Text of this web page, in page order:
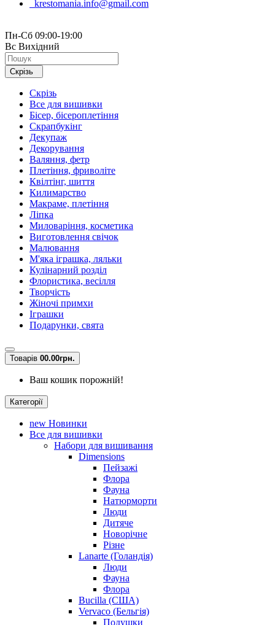
krestomania.info@gmail.com
Пн-Сб 09:00-19:00
Вс Вихідний
Скрізь
Скрізь
Все для вишивки
Бісер, бісероплетіння
Скрапбукінг
Декупаж
Декорування
Валяння, фетр
Плетіння, фриволіте
Квілтінг, шиття
Килимарство
Макраме, плетіння
Ліпка
Миловаріння, косметика
Виготовлення свічок
Малювання
М'яка іграшка, ляльки
Кулінарний розділ
Флористика, весілля
Творчість
Жіночі примхи
Іграшки
Подарунки, свята
Товарів 00.00грн.
Ваш кошик порожній!
Категорії
new Новинки
Все для вишивки
Набори для вишивання
Dimensions
Пейзажі
Флора
Фауна
Натюрморти
Люди
Дитяче
Новорічне
Різне
Lanarte (Голандія)
Люди
Фауна
Флора
Bucilla (США)
Vervaco (Бельгія)
Подушки